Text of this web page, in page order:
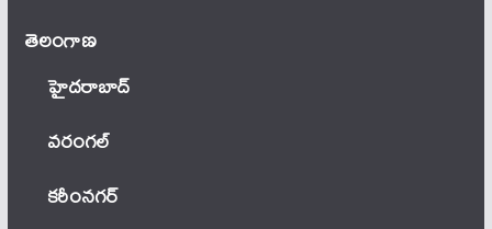
తెలంగాణ‌
హైదరాబాద్
వ‌రంగ‌ల్
కరీంనగర్